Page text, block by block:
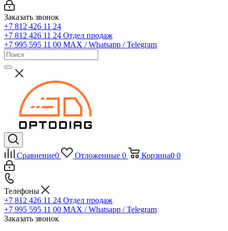
Заказать звонок
+7 812 426 11 24
+7 812 426 11 24 Отдел продаж
+7 995 595 11 00 MAX / Whatsapp / Telegram
Сравнение0 Отложенные 0 Корзина0 0
Телефоны
+7 812 426 11 24 Отдел продаж
+7 995 595 11 00 MAX / Whatsapp / Telegram
Заказать звонок